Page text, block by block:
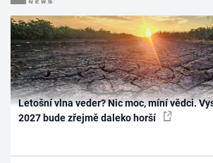
Letošní vlna veder? Nic moc, míní vědci.
2027 bude zřejmě daleko horší